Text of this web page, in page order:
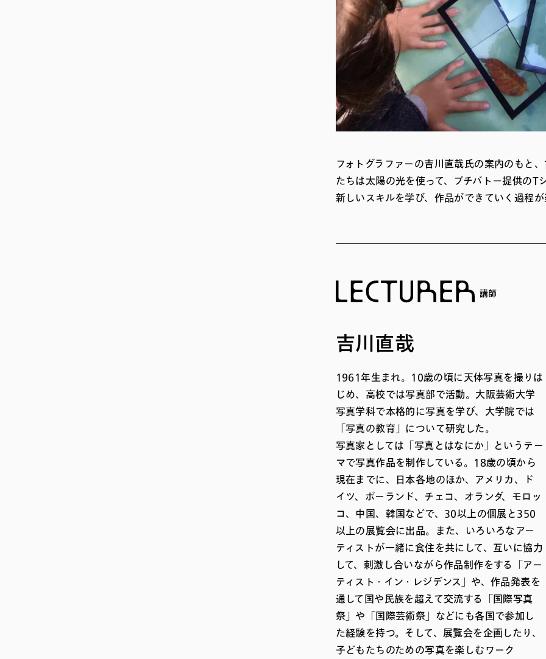
フォトグラファーの吉川直哉氏の案内のもと
たちは太陽の光を使って、プチバトー提供のT
新しいスキルを学び、作品ができていく過程
講師
吉川直哉
1961年⽣まれ。10歳の頃に天体写真を撮りは
じめ、高校では写真部で活動。大阪芸術大学
写真学科で本格的に写真を学び、大学院では
「写真の教育」について研究した。
写真家としては「写真とはなにか」というテー
マで写真作品を制作している。18歳の頃から
現在までに、日本各地のほか、アメリカ、ド
イツ、ポーランド、チェコ、オランダ、モロッ
コ、中国、韓国などで、30以上の個展と350
以上の展覧会に出品。また、いろいろなアー
ティストが一緒に食住を共にして、互いに協力
して、刺激し合いながら作品制作をする「アー
ティスト・イン・レジデンス」や、作品発表を
通して国や民族を超えて交流する「国際写真
祭」や「国際芸術祭」などにも各国で参加し
た経験を持つ。そして、展覧会を企画したり、
子どもたちのための写真を楽しむワーク